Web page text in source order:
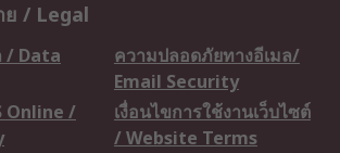
/ Legal
/ Data
ความปลอดภัยทางอีเมล/
Email Security
Online /
เงื่อนไขการใช้งานเว็บไซต์
/ Website Terms